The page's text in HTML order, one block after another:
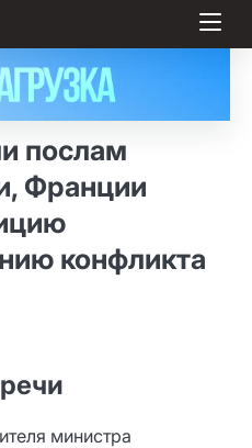
послам
Франции
конфликта
министра